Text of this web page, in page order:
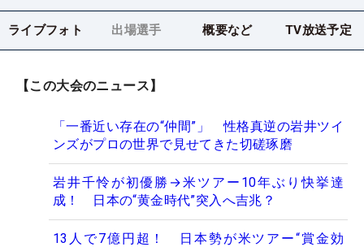
ライブフォト 出場選手 概要など TV放送予定
【この大会のニュース】
「一番近い存在の“仲間”」 性格真逆の岩井ツイ
ンズがプロの世界で見せてきた切磋琢磨
岩井千怜が初優勝→米ツアー10年ぶり快挙達
成！ 日本の“黄金時代”突入へ吉兆？
13人で7億円超！ 日本勢が米ツアー“賞金効